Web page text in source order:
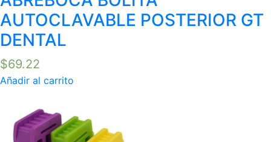
AUTOCLAVABLE POSTERIOR GT
DENTAL
$69.22
Añadir al carrito